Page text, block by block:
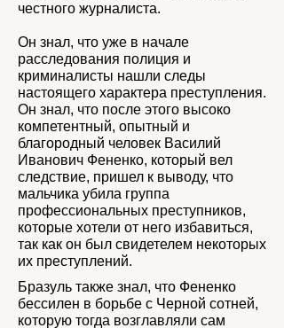
честного журналиста.
Он знал, что уже в начале
расследования полиция и
криминалисты нашли следы
настоящего характера преступления.
Он знал, что после этого высоко
компетентный, опытный и
благородный человек Василий
Иванович Фененко, который вел
следствие, пришел к выводу, что
мальчика убила группа
профессиональных преступников,
которые хотели от него избавиться,
так как он был свидетелем некоторых
их преступлений.
Бразуль также знал, что Фененко
бессилен в борьбе с Черной сотней,
которую тогда возглавляли сам